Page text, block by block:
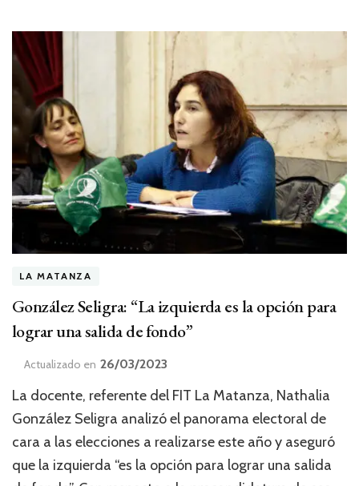
LA MATANZA
González Seligra: “La izquierda es la opción para
lograr una salida de fondo”
Actualizado en 26/03/2023
La docente, referente del FIT La Matanza, Nathalia
González Seligra analizó el panorama electoral de
cara a las elecciones a realizarse este año y aseguró
que la izquierda “es la opción para lograr una salida